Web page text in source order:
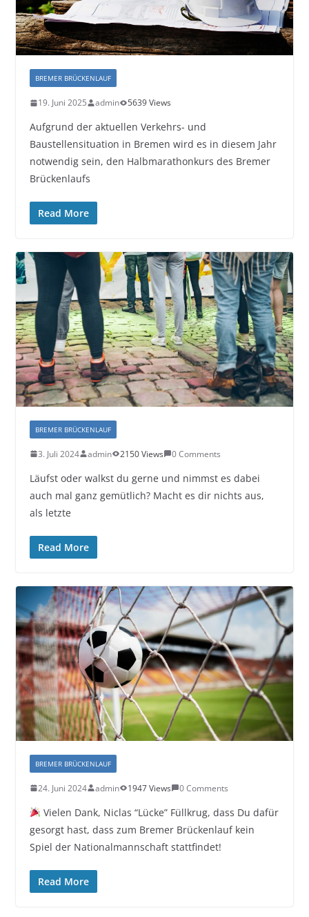
BREMER BRÜCKENLAUF
19. Juni 2025 admin 5639 Views
Aufgrund der aktuellen Verkehrs- und
Baustellensituation in Bremen wird es in diesem Jahr
notwendig sein, den Halbmarathonkurs des Bremer
Brückenlaufs
Read More
BREMER BRÜCKENLAUF
3. Juli 2024 admin 2150 Views 0 Comments
Läufst oder walkst du gerne und nimmst es dabei
auch mal ganz gemütlich? Macht es dir nichts aus,
als letzte
Read More
BREMER BRÜCKENLAUF
24. Juni 2024 admin 1947 Views 0 Comments
Vielen Dank, Niclas “Lücke” Füllkrug, dass Du dafür
gesorgt hast, dass zum Bremer Brückenlauf kein
Spiel der Nationalmannschaft stattfindet!
Read More